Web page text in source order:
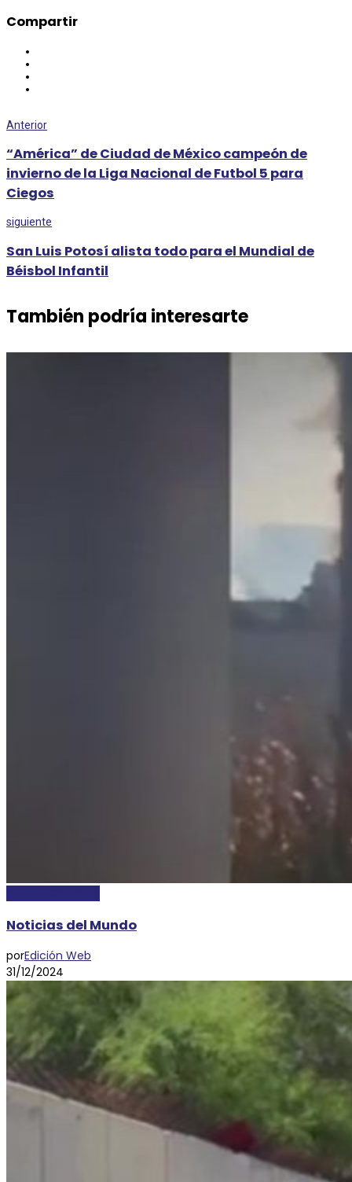
Compartir
Anterior
“América” de Ciudad de México campeón de
invierno de la Liga Nacional de Futbol 5 para
Ciegos
siguiente
San Luis Potosí alista todo para el Mundial de
Béisbol Infantil
También podría interesarte
Noticias del Mundo
porEdición Web
31/12/2024